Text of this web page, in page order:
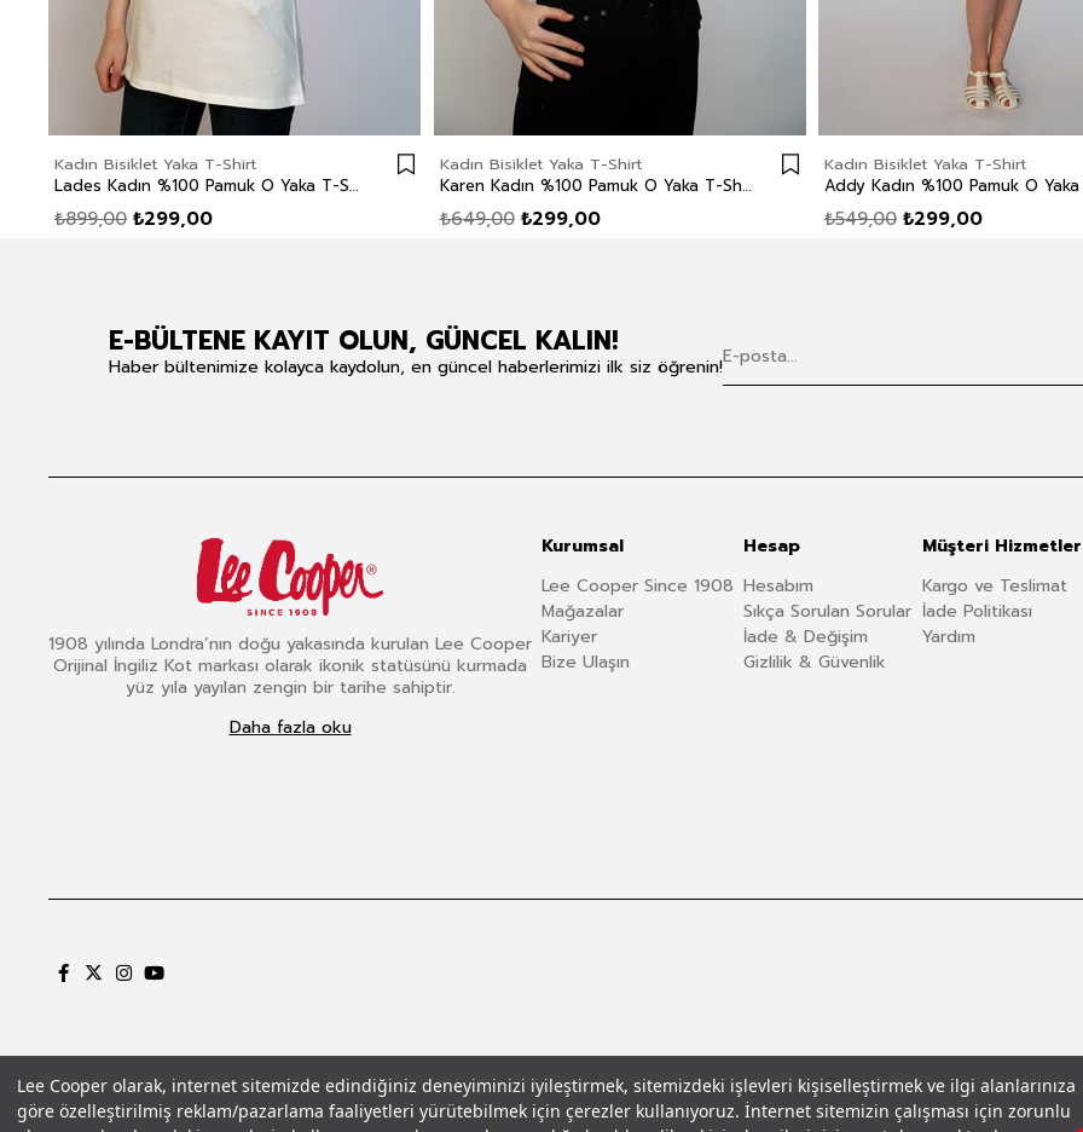
Lee Cooper olarak, internet sitemizde edindiğiniz deneyiminizi iyileştirmek, sitemizdeki işlevleri kişiselleştirmek ve ilgi alanlarınıza
göre özelleştirilmiş reklam/pazarlama faaliyetleri yürütebilmek için çerezler kullanıyoruz. İnternet sitemizin çalışması için zorunlu
Kadın Bisiklet Yaka T-Shirt
Lades Kadın %100 Pamuk O Yaka T-Shirt Ekru
₺299,00
₺899,00
Kadın Bisiklet Yaka T-Shirt
Karen Kadın %100 Pamuk O Yaka T-Shirt Beyaz
₺299,00
₺649,00
Kadın Bisiklet Yaka T-Shirt
₺299,00
₺549,00
E-BÜLTENE KAYIT OLUN, GÜNCEL KALIN!
Haber bültenimize kolayca kaydolun, en güncel haberlerimizi ilk siz öğrenin!
1908 yılında Londra’nın doğu yakasında kurulan Lee Cooper
Orijinal İngiliz Kot markası olarak ikonik statüsünü kurmada
yüz yıla yayılan zengin bir tarihe sahiptir.
Daha fazla oku
Kurumsal
Lee Cooper Since 1908
Mağazalar
Kariyer
Bize Ulaşın
Hesap
Hesabım
Sıkça Sorulan Sorular
İade & Değişim
Gizlilik & Güvenlik
Müşteri
Kargo ve Teslimat
İade Politikası
Yardım
Gizlilik PolitikasıÇerez PolitikasıKVKK Aydınlatma MetniŞartlar ve Koşullar© 2026 Leecooper - Tüm Hakları Saklıdır.